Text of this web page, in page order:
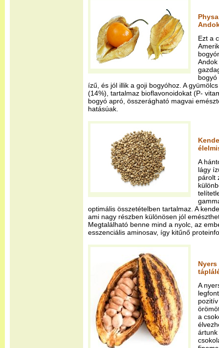
Ezt a
bogyó
ízű, és jól illik a goji bogyóhoz. A
(14%), tartalmaz bioflavonoidokat (P-
bogyó apró, összerágható magvai
hatásúak.
A
lágy
párolt
optimális összetételben tartalmaz. A
ami nagy részben különösen jól
Megtalálható benne mind a nyolc, az
esszenciális aminosav, így kitűnő
A
a
ártunk